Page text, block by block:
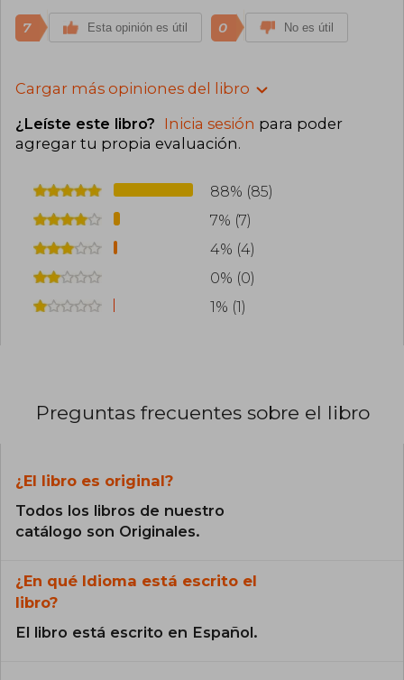
7 Esta opinión es útil 0 No es útil
Cargar más opiniones del libro
¿Leíste este libro? Inicia sesión para poder
agregar tu propia evaluación.
88% (85)
7% (7)
4% (4)
0% (0)
1% (1)
Preguntas frecuentes sobre el libro
¿El libro es original?
Todos los libros de nuestro
catálogo son Originales.
¿En qué Idioma está escrito el
libro?
El libro está escrito en Español.